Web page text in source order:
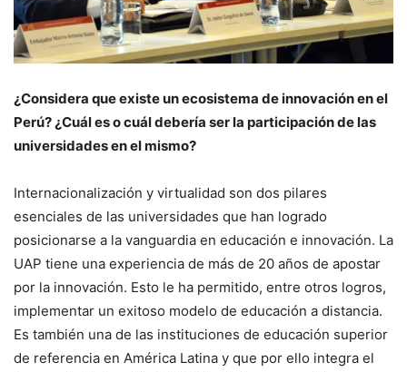
¿Considera que existe un ecosistema de innovación en el
Perú? ¿Cuál es o cuál debería ser la participación de las
universidades en el mismo?
Internacionalización y virtualidad son dos pilares
esenciales de las universidades que han logrado
posicionarse a la vanguardia en educación e innovación. La
UAP tiene una experiencia de más de 20 años de apostar
por la innovación. Esto le ha permitido, entre otros logros,
implementar un exitoso modelo de educación a distancia.
Es también una de las instituciones de educación superior
de referencia en América Latina y que por ello integra el